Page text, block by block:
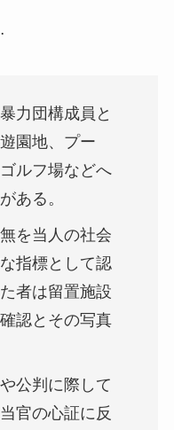
力団構成員と
園地、プー
ルフ場などへ
ある。
を当人の社会
指標として認
者は留置施設
認とその写真
公判に際して
官の心証に反